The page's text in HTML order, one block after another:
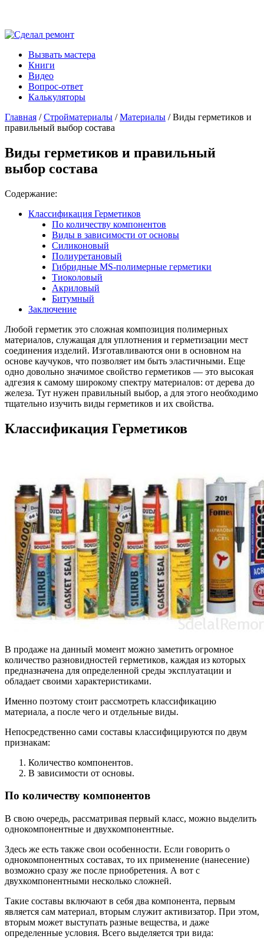
Вызвать мастера
Книги
Видео
Вопрос-ответ
Калькуляторы
Главная /Стройматериалы /Материалы / Виды герметиков и
правильный выбор состава
Виды герметиков и правильный
выбор состава
Содержание:
Классификация Герметиков
По количеству компонентов
Виды в зависимости от основы
Силиконовый
Полиуретановый
Гибридные MS-полимерные герметики
Тиоколовый
Акриловый
Битумный
Заключение
Любой герметик это сложная композиция полимерных
материалов, служащая для уплотнения и герметизации мест
соединения изделий. Изготавливаются они в основном на
основе каучуков, что позволяет им быть эластичными. Еще
одно довольно значимое свойство герметиков — это высокая
адгезия к самому широкому спектру материалов: от дерева до
железа. Тут нужен правильный выбор, а для этого необходимо
тщательно изучить виды герметиков и их свойства.
Классификация Герметиков
В продаже на данный момент можно заметить огромное
количество разновидностей герметиков, каждая из которых
предназначена для определенной среды эксплуатации и
обладает своими характеристиками.
Именно поэтому стоит рассмотреть классификацию
материала, а после чего и отдельные виды.
Непосредственно сами составы классифицируются по двум
признакам:
Количество компонентов.
В зависимости от основы.
По количеству компонентов
В свою очередь, рассматривая первый класс, можно выделить
однокомпонентные и двухкомпонентные.
Здесь же есть также свои особенности. Если говорить о
однокомпонентных составах, то их применение (нанесение)
возможно сразу же после приобретения. А вот с
двухкомпонентными несколько сложней.
Такие составы включают в себя два компонента, первым
является сам материал, вторым служит активизатор. При этом,
вторым может выступать разные вещества, и даже
определенные условия. Всего выделяется три вида: